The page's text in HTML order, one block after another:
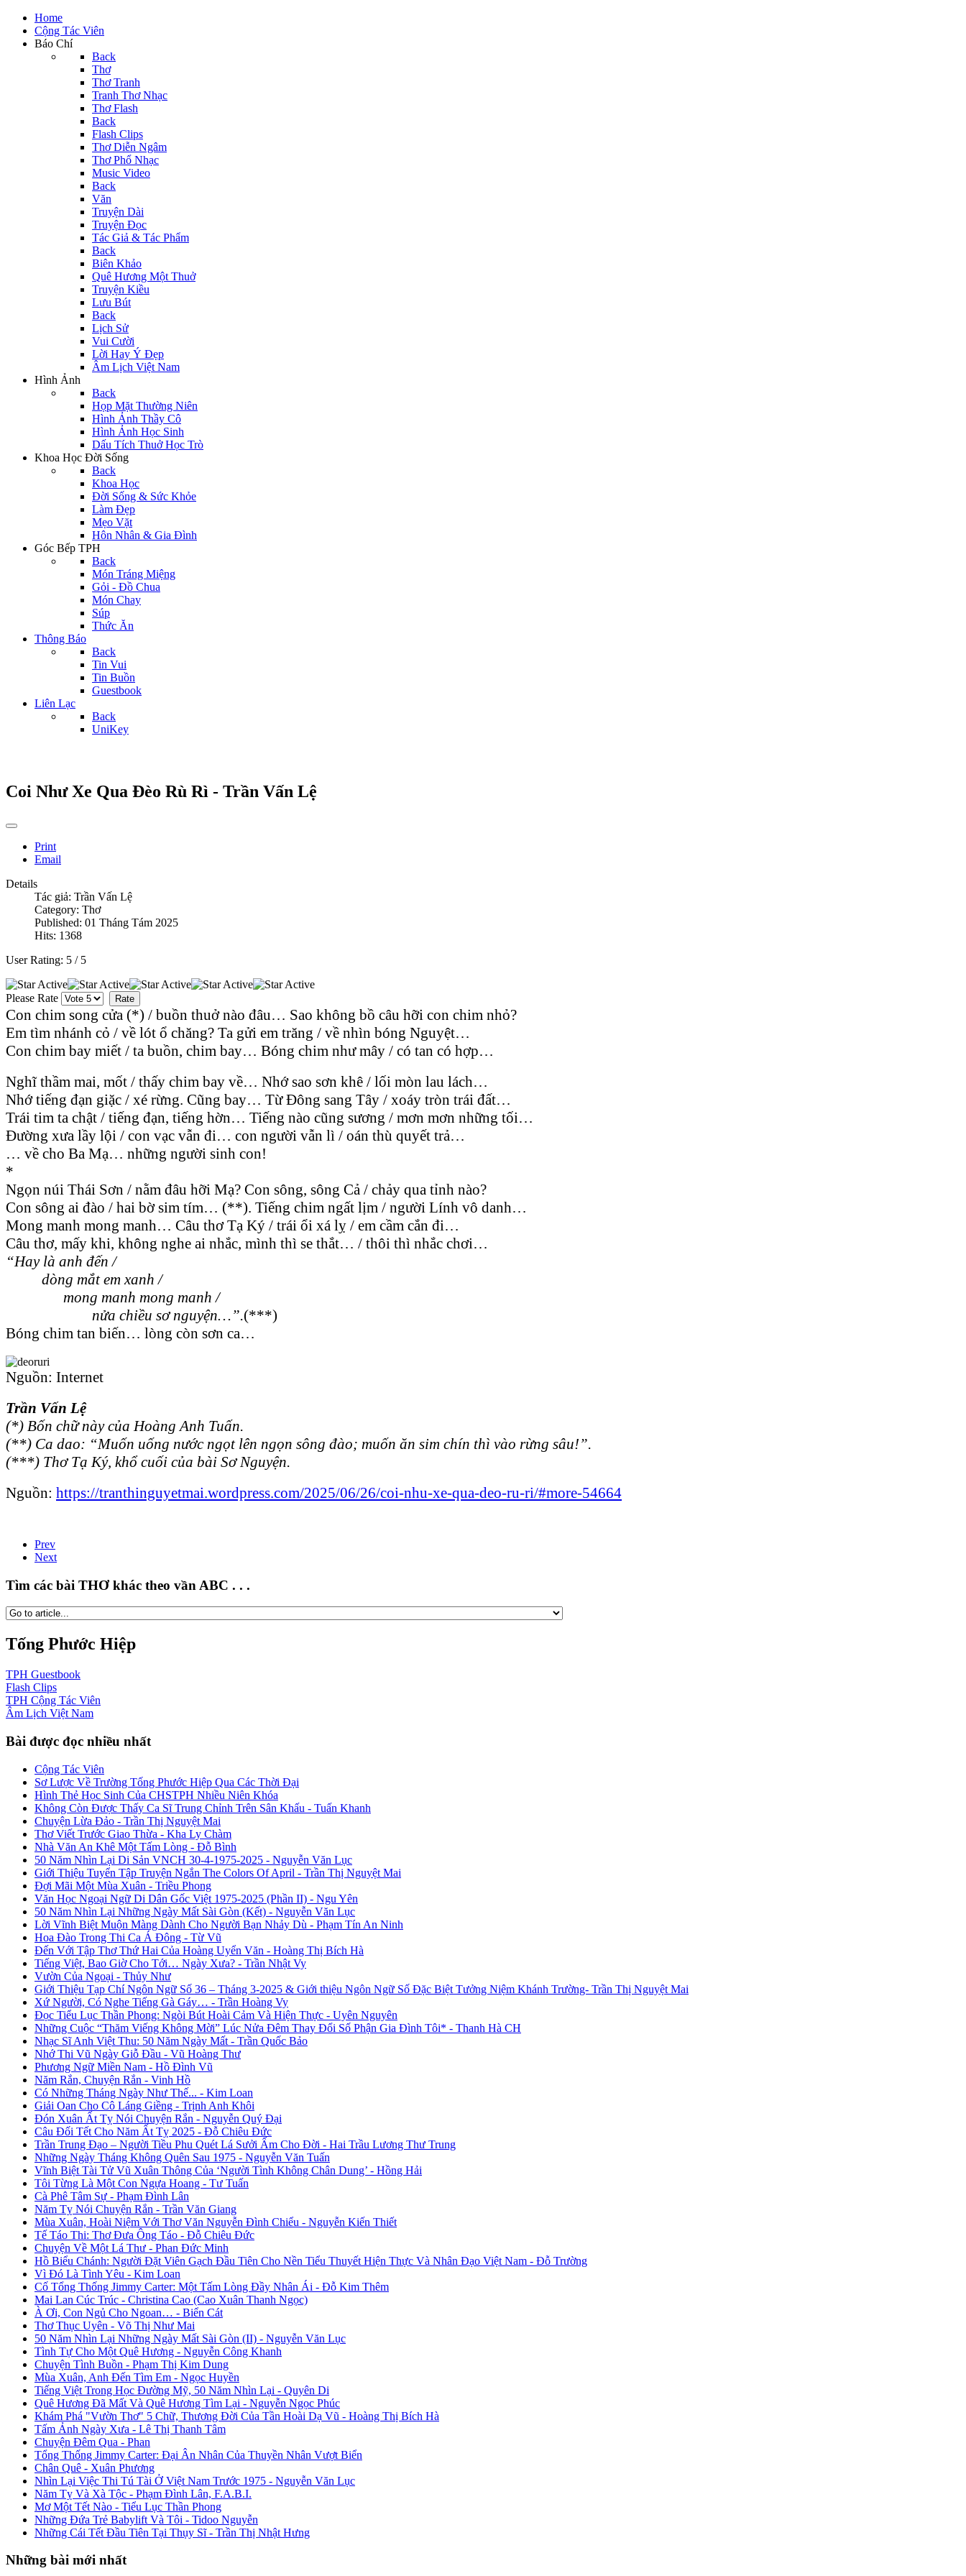
Home
Cộng Tác Viên
Báo Chí
Back
Thơ
Thơ Tranh
Tranh Thơ Nhạc
Thơ Flash
Back
Flash Clips
Thơ Diễn Ngâm
Thơ Phổ Nhạc
Music Video
Back
Văn
Truyện Dài
Truyện Đọc
Tác Giả & Tác Phẩm
Back
Biên Khảo
Quê Hương Một Thuở
Truyện Kiều
Lưu Bút
Back
Lịch Sử
Vui Cười
Lời Hay Ý Đẹp
Âm Lịch Việt Nam
Hình Ảnh
Back
Họp Mặt Thường Niên
Hình Ảnh Thầy Cô
Hình Ảnh Học Sinh
Dấu Tích Thuở Học Trò
Khoa Học Đời Sống
Back
Khoa Học
Đời Sống & Sức Khỏe
Làm Đẹp
Mẹo Vặt
Hôn Nhân & Gia Đình
Góc Bếp TPH
Back
Món Tráng Miệng
Gỏi - Đồ Chua
Món Chay
Súp
Thức Ăn
Thông Báo
Back
Tin Vui
Tin Buồn
Guestbook
Liên Lạc
Back
UniKey
Coi Như Xe Qua Đèo Rù Rì - Trần Vấn Lệ
Print
Email
Details
Tác giả: Trần Vấn Lệ
Category: Thơ
Published: 01 Tháng Tám 2025
Hits: 1368
User Rating: 5 / 5
Please Rate
Con chim song cửa (*) / buồn thuở nào đâu… Sao không bồ câu hỡi con chim nhỏ?
Em tìm nhánh cỏ / về lót ổ chăng? Ta gửi em trăng / về nhìn bóng Nguyệt…
Con chim bay miết / ta buồn, chim bay… Bóng chim như mây / có tan có hợp…
Nghĩ thầm mai, mốt / thấy chim bay về… Nhớ sao sơn khê / lối mòn lau lách…
Nhớ tiếng đạn giặc / xé rừng. Cũng bay… Từ Đông sang Tây / xoáy tròn trái đất…
Trái tim ta chật / tiếng đạn, tiếng hờn… Tiếng nào cũng sương / mơn mơn những tối…
Đường xưa lầy lội / con vạc vẫn đi… con người vẫn lì / oán thù quyết trả…
… về cho Ba Mạ… những người sinh con!
*
Ngọn núi Thái Sơn / nằm đâu hỡi Mạ? Con sông, sông Cả / chảy qua tỉnh nào?
Con sông ai đào / hai bờ sim tím… (**). Tiếng chim ngất lịm / người Lính vô danh…
Mong manh mong manh… Câu thơ Tạ Ký / trái ổi xá lỵ / em cầm cắn đi…
Câu thơ, mấy khi, không nghe ai nhắc, mình thì se thắt… / thôi thì nhắc chơi…
“Hay là anh đến /
dòng mắt em xanh /
mong manh mong manh /
nửa chiều sơ nguyện…”.(***)
Bóng chim tan biến… lòng còn sơn ca…
Nguồn: Internet
Trần Vấn Lệ
(*) Bốn chữ này của Hoàng Anh Tuấn.
(**) Ca dao: “Muốn uống nước ngọt lên ngọn sông đào; muốn ăn sim chín thì vào rừng sâu!”.
(***) Thơ Tạ Ký, khổ cuối của bài Sơ Nguyện.
Nguồn: https://tranthinguyetmai.wordpress.com/2025/06/26/coi-nhu-xe-qua-deo-ru-ri/#more-54664
Prev
Next
Tìm các bài THƠ khác theo vần ABC . . .
Tống Phước Hiệp
TPH Guestbook
Flash Clips
TPH Cộng Tác Viên
Âm Lịch Việt Nam
Bài được đọc nhiều nhất
Cộng Tác Viên
Sơ Lược Về Trường Tống Phước Hiệp Qua Các Thời Đại
Hình Thẻ Học Sinh Của CHSTPH Nhiều Niên Khóa
Không Còn Được Thấy Ca Sĩ Trung Chỉnh Trên Sân Khấu - Tuấn Khanh
Chuyện Lừa Đảo - Trần Thị Nguyệt Mai
Thơ Viết Trước Giao Thừa - Kha Ly Chàm
Nhà Văn An Khê Một Tấm Lòng - Đỗ Bình
50 Năm Nhìn Lại Di Sản VNCH 30-4-1975-2025 - Nguyễn Văn Lục
Giới Thiệu Tuyển Tập Truyện Ngắn The Colors Of April - Trần Thị Nguyệt Mai
Đợi Mãi Một Mùa Xuân - Triều Phong
Văn Học Ngoại Ngữ Di Dân Gốc Việt 1975-2025 (Phần II) - Ngu Yên
50 Năm Nhìn Lại Những Ngày Mất Sài Gòn (Kết) - Nguyễn Văn Lục
Lời Vĩnh Biệt Muộn Màng Dành Cho Người Bạn Nhảy Dù - Phạm Tín An Ninh
Hoa Đào Trong Thi Ca Á Đông - Từ Vũ
Đến Với Tập Thơ Thứ Hai Của Hoàng Uyển Văn - Hoàng Thị Bích Hà
Tiếng Việt, Bao Giờ Cho Tới… Ngày Xưa? - Trần Nhật Vy
Vườn Của Ngoại - Thủy Như
Giới Thiệu Tạp Chí Ngôn Ngữ Số 36 – Tháng 3-2025 & Giới thiệu Ngôn Ngữ Số Đặc Biệt Tưởng Niệm Khánh Trường- Trần Thị Nguyệt Mai
Xứ Người, Có Nghe Tiếng Gà Gáy… - Trần Hoàng Vy
Đọc Tiểu Lục Thần Phong: Ngòi Bút Hoài Cảm Và Hiện Thực - Uyên Nguyên
Những Cuộc “Thăm Viếng Không Mời” Lúc Nửa Đêm Thay Đổi Số Phận Gia Đình Tôi* - Thanh Hà CH
Nhạc Sĩ Anh Việt Thu: 50 Năm Ngày Mất - Trần Quốc Bảo
Nhớ Thi Vũ Ngày Giỗ Đầu - Vũ Hoàng Thư
Phương Ngữ Miền Nam - Hồ Đình Vũ
Năm Rắn, Chuyện Rắn - Vinh Hồ
Có Những Tháng Ngày Như Thế... - Kim Loan
Giải Oan Cho Cô Láng Giềng - Trịnh Anh Khôi
Đón Xuân Ất Tỵ Nói Chuyện Rắn - Nguyễn Quý Đại
Câu Đối Tết Cho Năm Ất Tỵ 2025 - Đỗ Chiêu Đức
Trần Trung Đạo – Người Tiều Phu Quét Lá Sưởi Ấm Cho Đời - Hai Trầu Lương Thư Trung
Những Ngày Tháng Không Quên Sau 1975 - Nguyễn Văn Tuấn
Vĩnh Biệt Tài Tử Vũ Xuân Thông Của ‘Người Tình Không Chân Dung’ - Hồng Hải
Tôi Từng Là Một Con Ngựa Hoang - Tư Tuấn
Cà Phê Tâm Sự - Phạm Đình Lân
Năm Tỵ Nói Chuyện Rắn - Trần Văn Giang
Mùa Xuân, Hoài Niệm Với Thơ Văn Nguyễn Đình Chiểu - Nguyễn Kiến Thiết
Tế Táo Thi: Thơ Đưa Ông Táo - Đỗ Chiêu Đức
Chuyện Về Một Lá Thư - Phan Đức Minh
Hồ Biểu Chánh: Người Đặt Viên Gạch Đầu Tiên Cho Nền Tiểu Thuyết Hiện Thực Và Nhân Đạo Việt Nam - Đỗ Trường
Vì Đó Là Tình Yêu - Kim Loan
Cố Tổng Thống Jimmy Carter: Một Tấm Lòng Đầy Nhân Ái - Đỗ Kim Thêm
Mai Lan Cúc Trúc - Christina Cao (Cao Xuân Thanh Ngọc)
À Ơi, Con Ngủ Cho Ngoan… - Biển Cát
Thơ Thục Uyên - Võ Thị Như Mai
50 Năm Nhìn Lại Những Ngày Mất Sài Gòn (II) - Nguyễn Văn Lục
Tình Tự Cho Một Quê Hương - Nguyễn Công Khanh
Chuyện Tình Buồn - Phạm Thị Kim Dung
Mùa Xuân, Anh Đến Tìm Em - Ngọc Huyền
Tiếng Việt Trong Học Đường Mỹ, 50 Năm Nhìn Lại - Quyên Di
Quê Hương Đã Mất Và Quê Hương Tìm Lại - Nguyễn Ngọc Phúc
Khám Phá "Vườn Thơ" 5 Chữ, Thương Đời Của Tần Hoài Dạ Vũ - Hoàng Thị Bích Hà
Tấm Ảnh Ngày Xưa - Lê Thị Thanh Tâm
Chuyện Đêm Qua - Phan
Tổng Thống Jimmy Carter: Đại Ân Nhân Của Thuyền Nhân Vượt Biển
Chân Quê - Xuân Phương
Nhìn Lại Việc Thi Tú Tài Ở Việt Nam Trước 1975 - Nguyễn Văn Lục
Năm Tỵ Và Xà Tộc - Phạm Đình Lân, F.A.B.I.
Mơ Một Tết Nào - Tiểu Lục Thần Phong
Những Đứa Trẻ Babylift Và Tôi - Tidoo Nguyễn
Những Cái Tết Đầu Tiên Tại Thụy Sĩ - Trần Thị Nhật Hưng
Những bài mới nhất